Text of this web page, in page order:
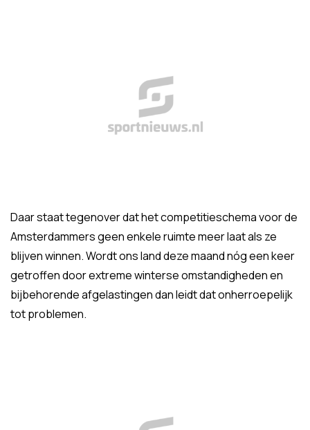
Daar staat tegenover dat het competitieschema voor de
Amsterdammers geen enkele ruimte meer laat als ze
blijven winnen. Wordt ons land deze maand nóg een keer
getroffen door extreme winterse omstandigheden en
bijbehorende afgelastingen dan leidt dat onherroepelijk
tot problemen.